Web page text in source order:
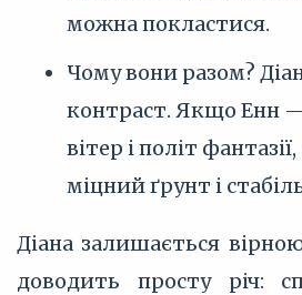
можна покластися.
Чому вони разом?
контраст. Якщо Енн
вітер і політ
міцний ґрунт і
Діана залишається
доводить просту річ: